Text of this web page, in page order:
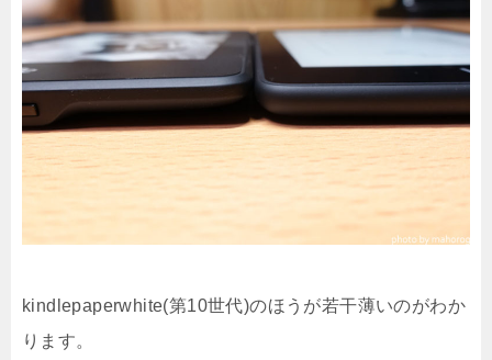
kindlepaperwhite(第10世代)のほうが若干薄いのがわか
ります。